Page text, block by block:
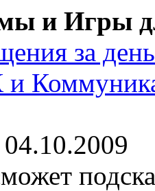
и Игры
за день